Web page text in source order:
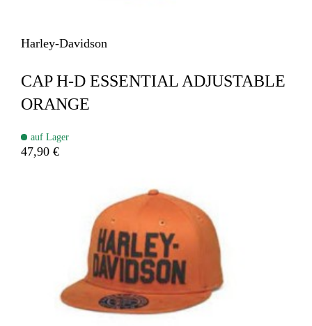
Harley-Davidson
CAP H-D ESSENTIAL ADJUSTABLE
ORANGE
auf Lager
47,90 €